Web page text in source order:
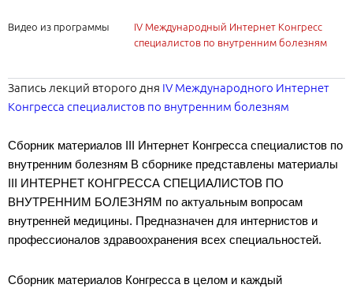
Видео из программы
IV Международный Интернет Конгресс
специалистов по внутренним болезням
Запись лекций второго дня IV Международного Интернет
Конгресса специалистов по внутренним болезням
Сборник материалов III Интернет Конгресса специалистов по
внутренним болезням В сборнике представлены материалы
III ИНТЕРНЕТ КОНГРЕССА СПЕЦИАЛИСТОВ ПО
ВНУТРЕННИМ БОЛЕЗНЯМ по актуальным вопросам
внутренней медицины. Предназначен для интернистов и
профессионалов здравоохранения всех специальностей.
Сборник материалов Конгресса в целом и каждый